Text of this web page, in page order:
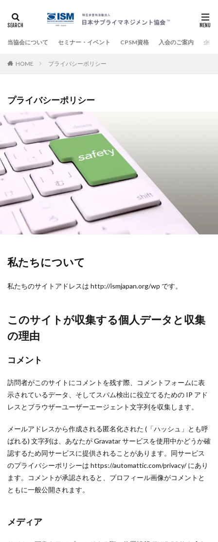
当協会について セミナー・イベント CPSM資格 入会のご案内 企業
HOME プライバシーポリシー
プライバシーポリシー
私たちについて
私たちのサイトアドレスは http://ismjapan.org/wp です。
このサイトが収集する個人データと収集
の理由
コメント
訪問者がこのサイトにコメントを残す際、コメントフォームに表
示されているデータ、そしてスパム検出に役立てるための IP アド
レスとブラウザーユーザーエージェント文字列を収集します。
メールアドレスから作成される匿名化された (「ハッシュ」とも呼
ばれる) 文字列は、あなたが Gravatar サービスを使用中かどうか確
認するため同サービスに提供されることがあります。同サービス
のプライバシーポリシーは https://automattic.com/privacy/ にあり
ます。コメントが承認されると、プロフィール画像がコメントと
ともに一般公開されます。
メディア